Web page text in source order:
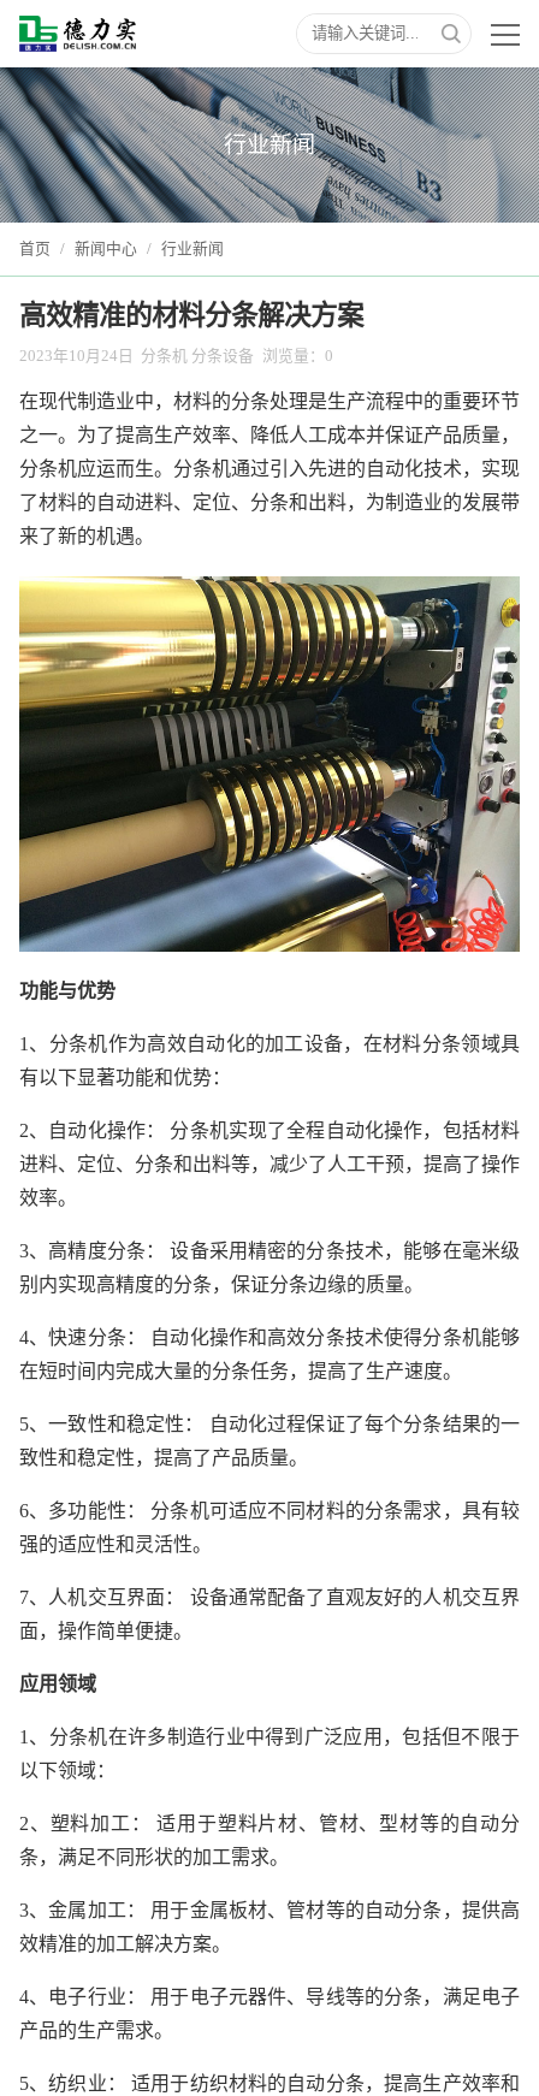
行业新闻
首页 / 新闻中心 / 行业新闻
高效精准的材料分条解决方案
2023年10月24日 分条机 分条设备 浏览量： 0
在现代制造业中，材料的分条处理是生产流程中的重要环节
之一。为了提高生产效率、降低人工成本并保证产品质量，
分条机应运而生。分条机通过引入先进的自动化技术，实现
了材料的自动进料、定位、分条和出料，为制造业的发展带
来了新的机遇。
功能与优势
1、分条机作为高效自动化的加工设备，在材料分条领域具
有以下显著功能和优势：
2、自动化操作： 分条机实现了全程自动化操作，包括材料
进料、定位、分条和出料等，减少了人工干预，提高了操作
效率。
3、高精度分条： 设备采用精密的分条技术，能够在毫米级
别内实现高精度的分条，保证分条边缘的质量。
4、快速分条： 自动化操作和高效分条技术使得分条机能够
在短时间内完成大量的分条任务，提高了生产速度。
5、一致性和稳定性： 自动化过程保证了每个分条结果的一
致性和稳定性，提高了产品质量。
6、多功能性： 分条机可适应不同材料的分条需求，具有较
强的适应性和灵活性。
7、人机交互界面： 设备通常配备了直观友好的人机交互界
面，操作简单便捷。
应用领域
1、分条机在许多制造行业中得到广泛应用，包括但不限于
以下领域：
2、塑料加工： 适用于塑料片材、管材、型材等的自动分
条，满足不同形状的加工需求。
3、金属加工： 用于金属板材、管材等的自动分条，提供高
效精准的加工解决方案。
4、电子行业： 用于电子元器件、导线等的分条，满足电子
产品的生产需求。
5、纺织业： 适用于纺织材料的自动分条，提高生产效率和